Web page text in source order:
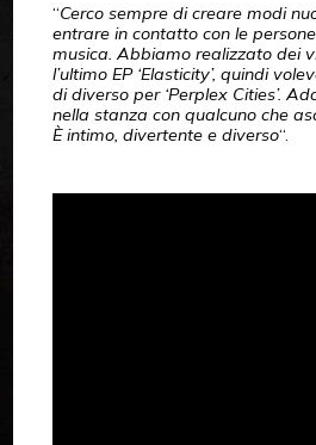
“Cerco sempre di creare modi
entrare in contatto con le
musica. Abbiamo realizzato dei
l’ultimo EP ‘Elasticity’, quindi
di diverso per ‘Perplex Cities’.
nella stanza con qualcuno che
È intimo, divertente e diverso“.